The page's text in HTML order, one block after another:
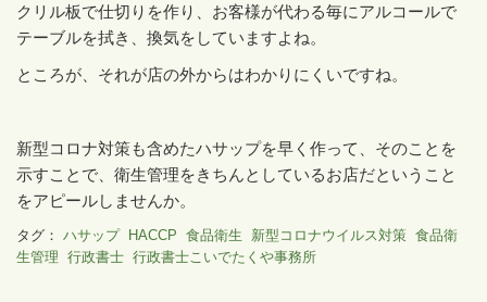
クリル板で仕切りを作り、お客様が代わる毎にアルコールで
テーブルを拭き、換気をしていますよね。
ところが、それが店の外からはわかりにくいですね。
新型コロナ対策も含めたハサップを早く作って、そのことを
示すことで、衛生管理をきちんとしているお店だということ
をアピールしませんか。
タグ： ハサップ HACCP 食品衛生 新型コロナウイルス対策 食品衛
生管理 行政書士 行政書士こいでたくや事務所